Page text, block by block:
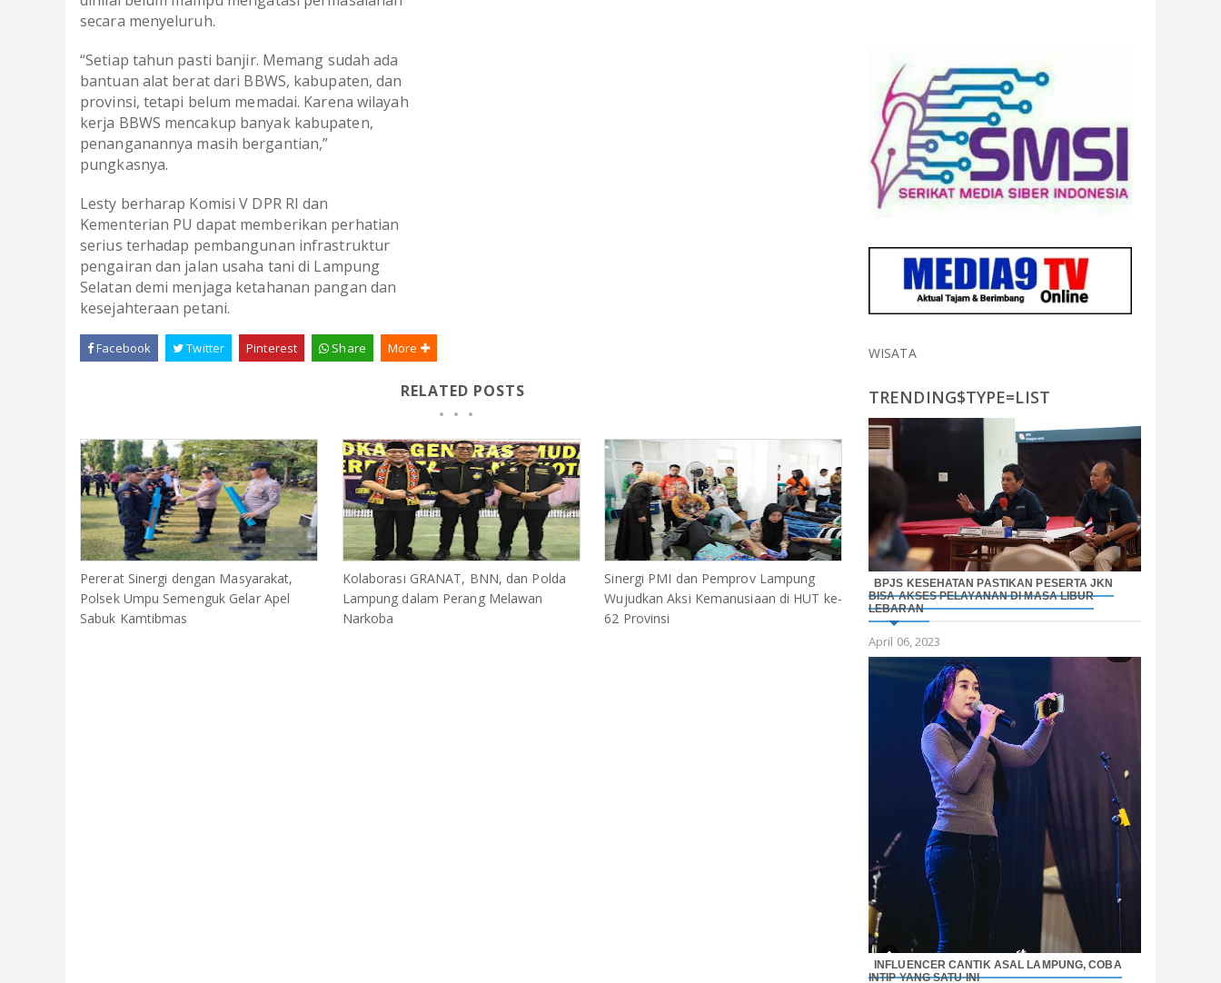
secara menyeluruh.
“Setiap tahun pasti banjir. Memang sudah ada
bantuan alat berat dari BBWS, kabupaten, dan
provinsi, tetapi belum memadai. Karena wilayah
kerja BBWS mencakup banyak kabupaten,
penanganannya masih bergantian,”
pungkasnya.
Lesty berharap Komisi V DPR RI dan
Kementerian PU dapat memberikan perhatian
serius terhadap pembangunan infrastruktur
pengairan dan jalan usaha tani di Lampung
Selatan demi menjaga ketahanan pangan dan
kesejahteraan petani.
Facebook Twitter Pinterest Share More
RELATED POSTS
Pererat Sinergi dengan Masyarakat,
Polsek Umpu Semenguk Gelar Apel
Sabuk Kamtibmas
Kolaborasi GRANAT, BNN, dan Polda
Lampung dalam Perang Melawan
Narkoba
Sinergi PMI dan Pemprov Lampung
Wujudkan Aksi Kemanusiaan di HUT ke-
62 Provinsi
WISATA
TRENDING$TYPE=LIST
BPJS KESEHATAN PASTIKAN PESERTA JKN
BISA AKSES PELAYANAN DI MASA LIBUR
LEBARAN
April 06, 2023
INFLUENCER CANTIK ASAL LAMPUNG, COBA
INTIP YANG SATU INI